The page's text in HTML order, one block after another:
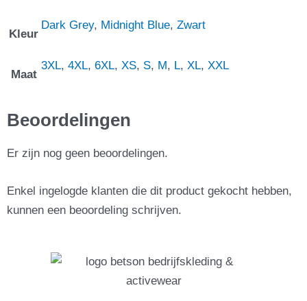
Kleur
Dark Grey, Midnight Blue, Zwart
Maat
3XL, 4XL, 6XL, XS, S, M, L, XL, XXL
Beoordelingen
Er zijn nog geen beoordelingen.
Enkel ingelogde klanten die dit product gekocht hebben,
kunnen een beoordeling schrijven.